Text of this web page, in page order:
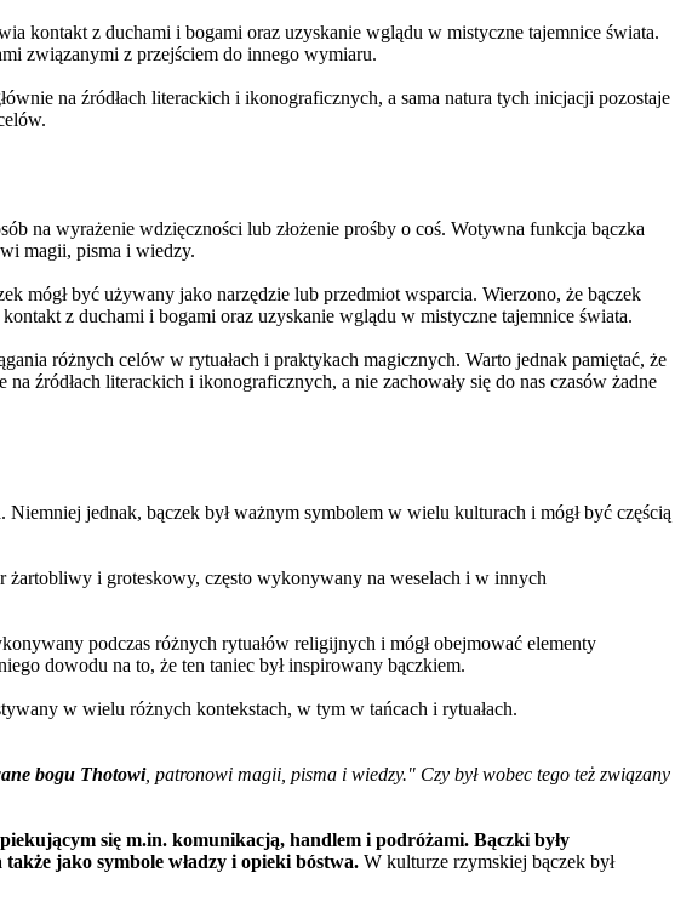
kontakt z duchami i bogami oraz uzyskanie wglądu w mistyczne tajemnice świata.
związanymi z przejściem do innego wymiaru.
na źródłach literackich i ikonograficznych, a sama natura tych inicjacji pozostaje
na wyrażenie wdzięczności lub złożenie prośby o coś. Wotywna funkcja bączka
magii, pisma i wiedzy.
mógł być używany jako narzędzie lub przedmiot wsparcia. Wierzono, że bączek
z duchami i bogami oraz uzyskanie wglądu w mistyczne tajemnice świata.
różnych celów w rytuałach i praktykach magicznych. Warto jednak pamiętać, że
źródłach literackich i ikonograficznych, a nie zachowały się do nas czasów żadne
jednak, bączek był ważnym symbolem w wielu kulturach i mógł być częścią
żartobliwy i groteskowy, często wykonywany na weselach i w innych
podczas różnych rytuałów religijnych i mógł obejmować elementy
dowodu na to, że ten taniec był inspirowany bączkiem.
w wielu różnych kontekstach, w tym w tańcach i rytuałach.
bogu Thotowi, patronowi magii, pisma i wiedzy." Czy był wobec tego też związany
się m.in. komunikacją, handlem i podróżami. Bączki były
jako symbole władzy i opieki bóstwa. W kulturze rzymskiej bączek był